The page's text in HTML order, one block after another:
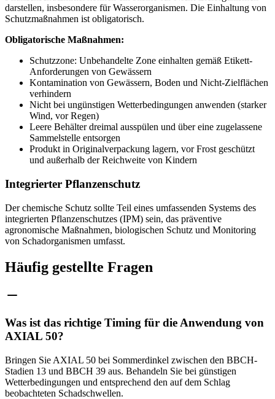
darstellen, insbesondere für Wasserorganismen. Die Einhaltung von
Schutzmaßnahmen ist obligatorisch.
Obligatorische Maßnahmen:
Schutzzone: Unbehandelte Zone einhalten gemäß Etikett-
Anforderungen von Gewässern
Kontamination von Gewässern, Boden und Nicht-Zielflächen
verhindern
Nicht bei ungünstigen Wetterbedingungen anwenden (starker
Wind, vor Regen)
Leere Behälter dreimal ausspülen und über eine zugelassene
Sammelstelle entsorgen
Produkt in Originalverpackung lagern, vor Frost geschützt
und außerhalb der Reichweite von Kindern
Integrierter Pflanzenschutz
Der chemische Schutz sollte Teil eines umfassenden Systems des
integrierten Pflanzenschutzes (IPM) sein, das präventive
agronomische Maßnahmen, biologischen Schutz und Monitoring
von Schadorganismen umfasst.
Häufig gestellte Fragen
Was ist das richtige Timing für die Anwendung von
AXIAL 50?
Bringen Sie AXIAL 50 bei Sommerdinkel zwischen den BBCH-
Stadien 13 und BBCH 39 aus. Behandeln Sie bei günstigen
Wetterbedingungen und entsprechend den auf dem Schlag
beobachteten Schadschwellen.